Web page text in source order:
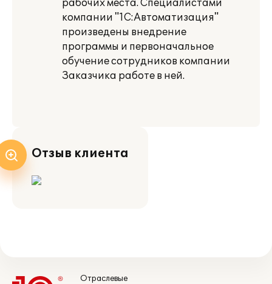
рабочих места. Специалистами
компании "1С:Автоматизация"
произведены внедрение
программы и первоначальное
обучение сотрудников компании
Заказчика работе в ней.
Отзыв клиента
Отраслевые